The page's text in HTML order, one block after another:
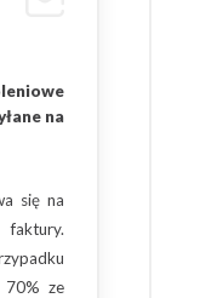
na
się na
70% ze